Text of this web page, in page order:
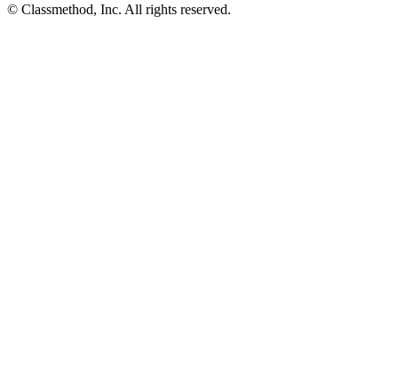
© Classmethod, Inc. All rights reserved.